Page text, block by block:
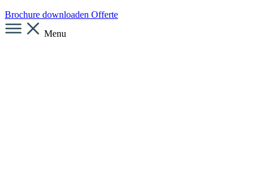
Brochure downloaden Offerte
Menu